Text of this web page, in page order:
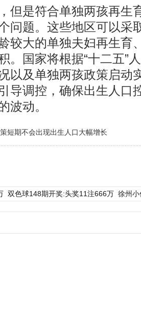
是符合单独两孩再生
问题。这些地区可以采
较大的单独夫妇再生育
。国家将根据“十二五”
以及单独两孩政策启动
导调控，确保出生人口
波动。
短期不会出现出生人口大幅增长
双色球148期开奖:头奖11注666万 徐州